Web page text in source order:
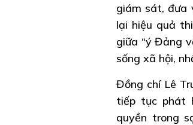
giám sát, đưa
lại hiệu quả
giữa “ý Đảng
sống xã hội,
Đồng chí Lê
tiếp tục phát
quyền trong